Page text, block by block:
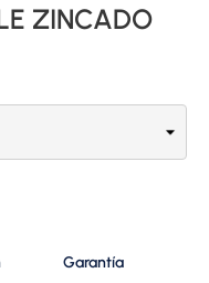
ZINCADO
Garantía